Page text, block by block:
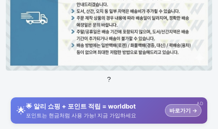
?
AD
🌟🌟 알리 쇼핑 + 포인트 적립 = worldbot
포인트는 현금처럼 사용 가능! 지금 가입하세요
바로가기 →